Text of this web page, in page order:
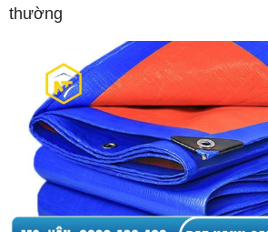
thường